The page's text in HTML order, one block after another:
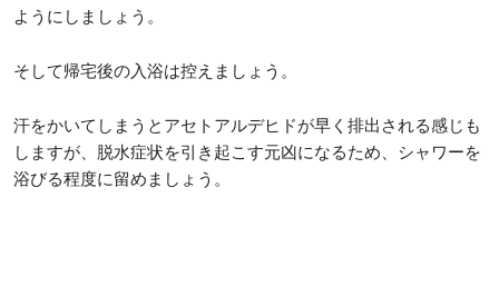
ようにしましょう。
そして帰宅後の入浴は控えましょう。
汗をかいてしまうとアセトアルデヒドが早く排出される感じも
しますが、脱水症状を引き起こす元凶になるため、シャワーを
浴びる程度に留めましょう。